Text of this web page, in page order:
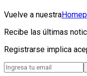
Vuelve a nuestra
Recibe las últimas
Registrarse implica